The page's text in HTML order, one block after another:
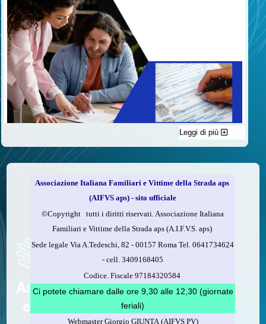
C'è un modo di contribuire alle attività dell’A.I.F.V.S. a favore
delle vittime della strada e per dare giustizia ai superstiti ed ai
loro familiari che non costa nulla: devolvere il 5 per mille della
Compila la scheda CUD o del modello 730.
Firma nel riquadro indicato come “Sostegno delle
organizzazioni non lucrative di utilità sociale, delle associazioni
Indica nel riquadro il codice fiscale dell’A.I.F.V.S.:
97184320584
Leggi di più
Associazione Italiana Familiari e Vittime della Strada aps
(AIFVS aps) - sito ufficiale
©​Copyright tutti i diritti riservati. Associazione Italiana
Familiari e Vittime della Strada aps (A.I.F.V.S. aps)
Sede legale Via A.Tedeschi, 82 - 00157 Roma Tel. 0641734624
-cell.3409168405
Codice. Fiscale 97184320584
Ci potete chiamare dalle ore 9,30 alle 12,30 (giornate
feriali)
Webmaster Giorgio GIUNTA (AIFVS PV)